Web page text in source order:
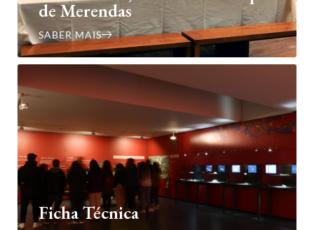
de Merendas
SABER MAIS
Ficha Técnica